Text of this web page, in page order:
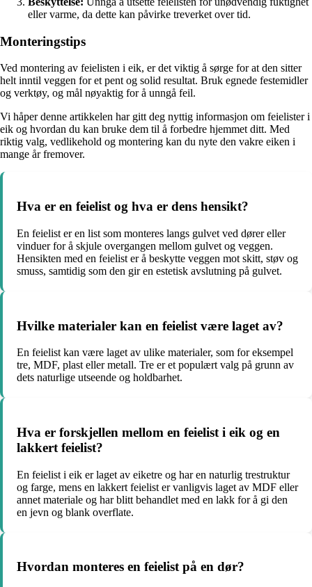
eller varme, da dette kan påvirke treverket over tid.
Monteringstips
Ved montering av feielisten i eik, er det viktig å sørge for at den sitter
helt inntil veggen for et pent og solid resultat. Bruk egnede festemidler
og verktøy, og mål nøyaktig for å unngå feil.
Vi håper denne artikkelen har gitt deg nyttig informasjon om feielister i
eik og hvordan du kan bruke dem til å forbedre hjemmet ditt. Med
riktig valg, vedlikehold og montering kan du nyte den vakre eiken i
mange år fremover.
Hva er en feielist og hva er dens hensikt?
En feielist er en list som monteres langs gulvet ved dører eller
vinduer for å skjule overgangen mellom gulvet og veggen.
Hensikten med en feielist er å beskytte veggen mot skitt, støv og
smuss, samtidig som den gir en estetisk avslutning på gulvet.
Hvilke materialer kan en feielist være laget av?
En feielist kan være laget av ulike materialer, som for eksempel
tre, MDF, plast eller metall. Tre er et populært valg på grunn av
dets naturlige utseende og holdbarhet.
Hva er forskjellen mellom en feielist i eik og en
lakkert feielist?
En feielist i eik er laget av eiketre og har en naturlig trestruktur
og farge, mens en lakkert feielist er vanligvis laget av MDF eller
annet materiale og har blitt behandlet med en lakk for å gi den
en jevn og blank overflate.
Hvordan monteres en feielist på en dør?